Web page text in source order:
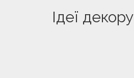
Ідеї декору